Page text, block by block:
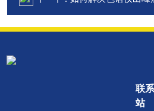
联
站